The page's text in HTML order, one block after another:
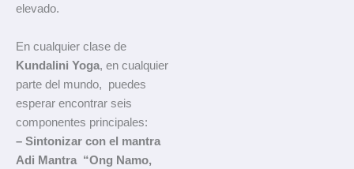
elevado.
En cualquier clase de
Kundalini Yoga, en cualquier
parte del mundo, puedes
esperar encontrar seis
componentes principales:
– Sintonizar con el mantra
Adi Mantra “Ong Namo,